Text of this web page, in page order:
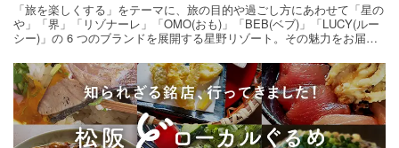
「旅を楽しくする」をテーマに、旅の目的や過ごし方にあわせて「星の
や」「界」「リゾナーレ」「OMO(おも)」「BEB(ベブ)」「LUCY(ルー
シー)」の 6 つのブランドを展開する星野リゾート。その魅力をお届け